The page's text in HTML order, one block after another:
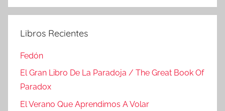
Libros Recientes
Fedón
El Gran Libro De La Paradoja / The Great Book Of
Paradox
El Verano Que Aprendimos A Volar